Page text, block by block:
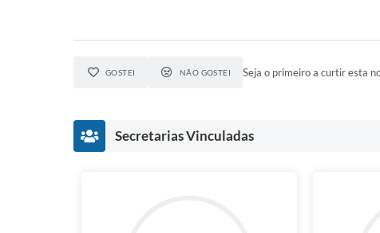
GOSTEI NÃO GOSTEI Seja o primeiro a curtir esta
Secretarias Vinculadas